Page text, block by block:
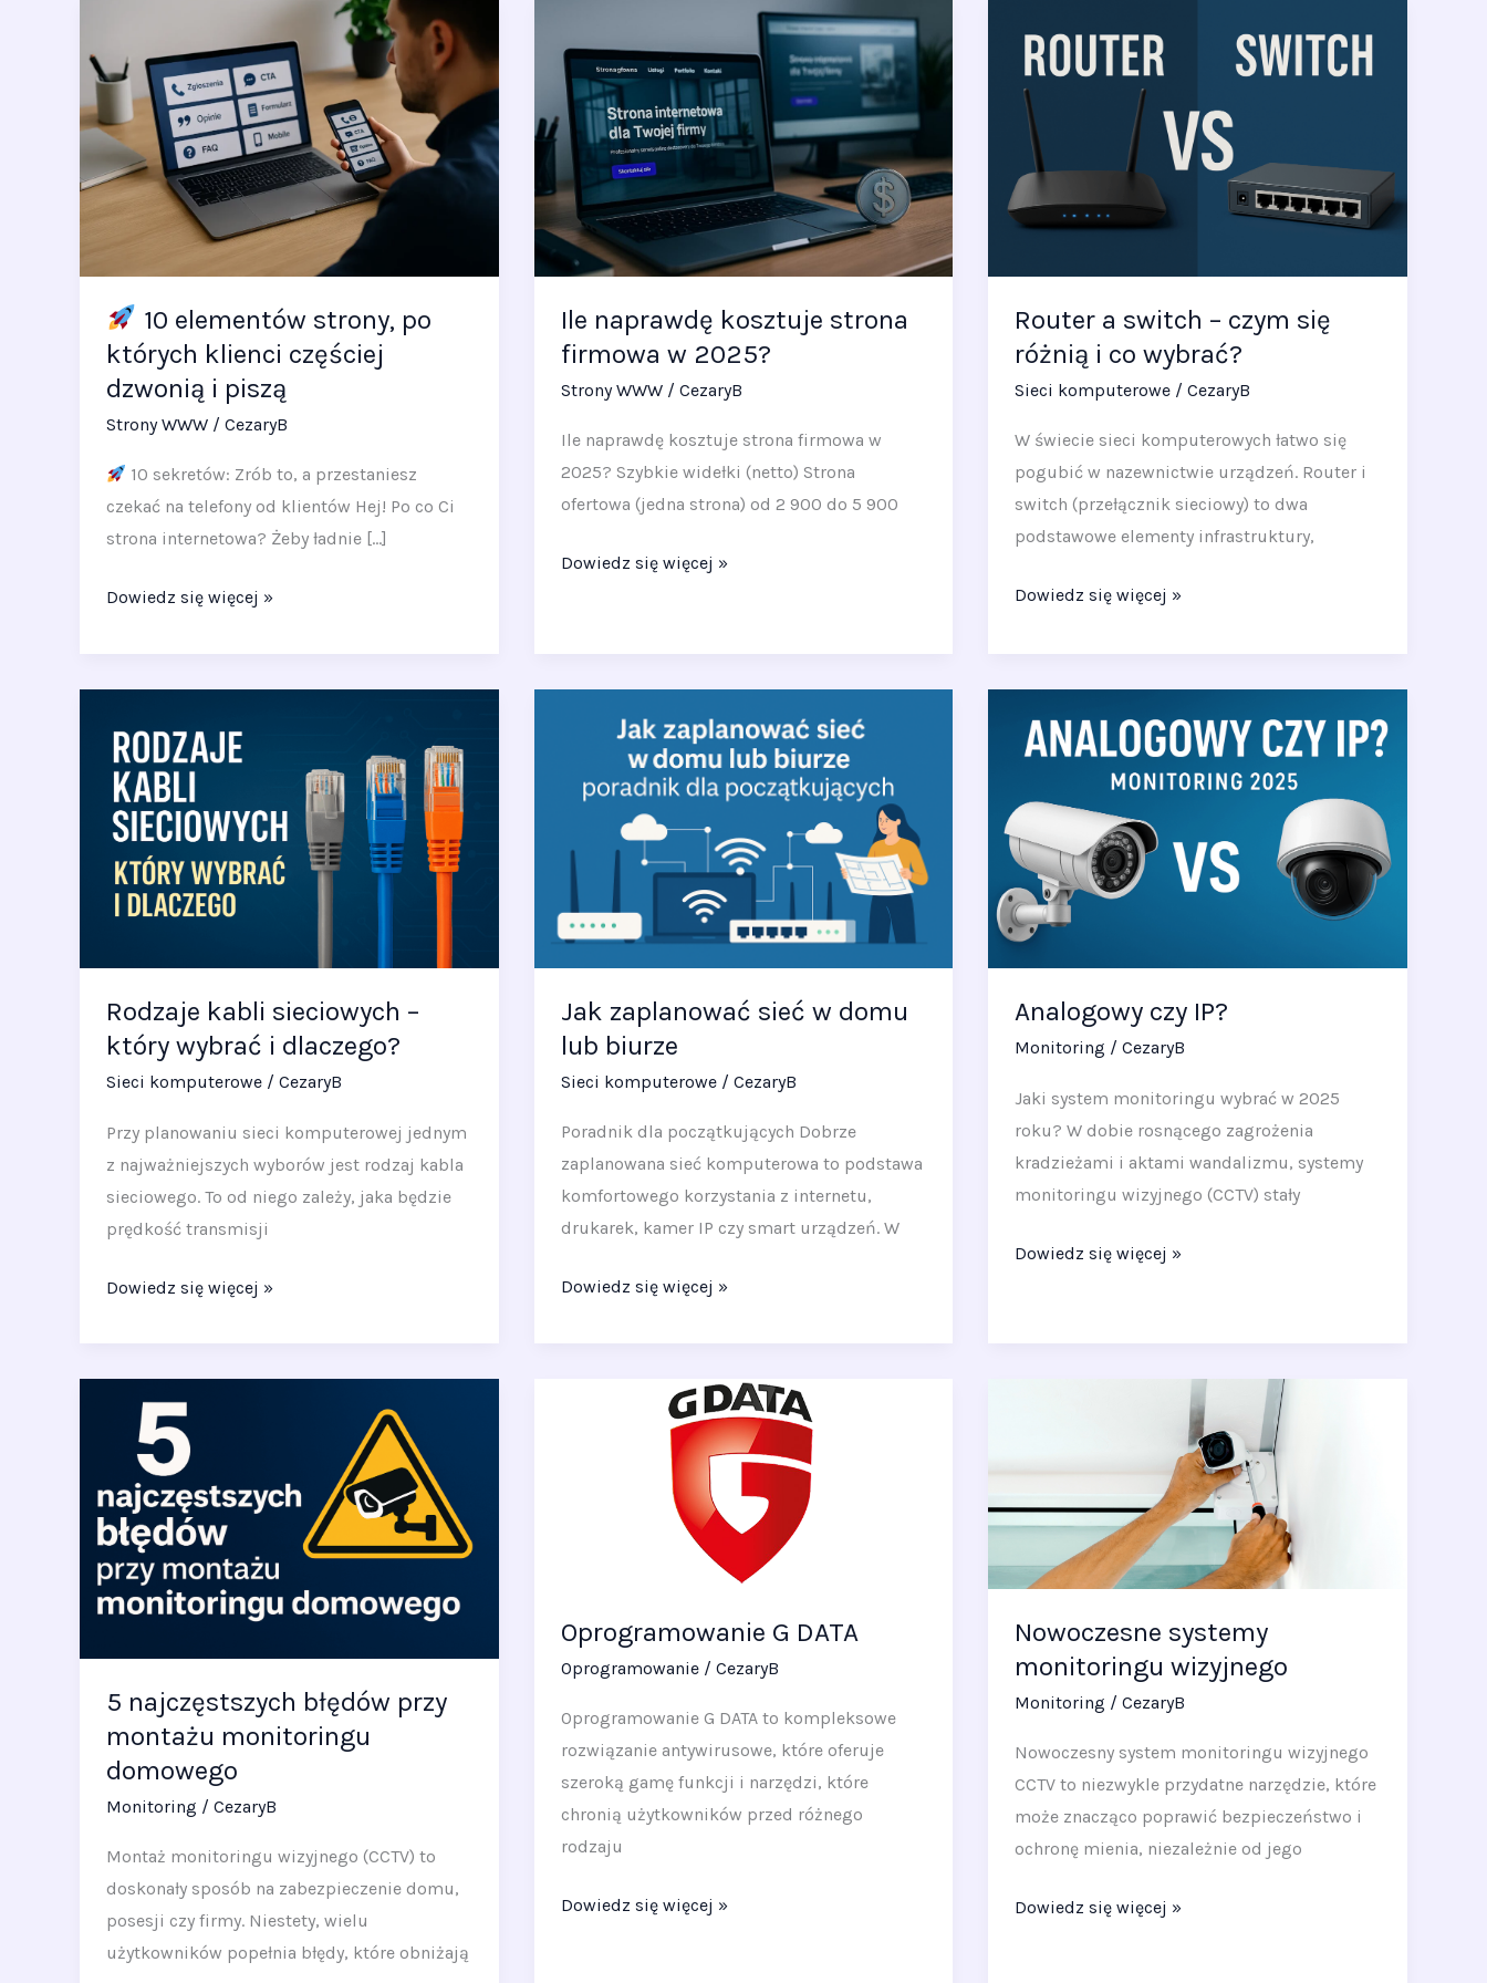
10 elementów strony, po
których klienci częściej
dzwonią i piszą
Strony WWW / CezaryB
10 sekretów: Zrób to, a przestaniesz
czekać na telefony od klientów Hej! Po co Ci
strona internetowa? Żeby ładnie […]
elementów
strony,
po
których
klienci
piszą
Dowiedz się więcej »
Ile naprawdę kosztuje strona
firmowa w 2025?
Strony WWW/ CezaryB
Ile naprawdę kosztuje strona firmowa w
2025? Szybkie widełki (netto) Strona
ofertowa (jedna strona) od 2 900 do 5 900
naprawdę
kosztuje
strona
firmowa
2025?
Dowiedz się więcej »
Router a switch – czym się
różnią i co wybrać?
Sieci komputerowe /CezaryB
W świecie sieci komputerowych łatwo się
pogubić w nazewnictwie urządzeń. Router i
switch (przełącznik sieciowy) to dwa
podstawowe elementy infrastruktury,
switch
czym
się
różnią
Dowiedz się więcej »
Rodzaje kabli sieciowych –
który wybrać i dlaczego?
Sieci komputerowe / CezaryB
Przy planowaniu sieci komputerowej jednym
z najważniejszych wyborów jest rodzaj kabla
sieciowego. To od niego zależy, jaka będzie
prędkość transmisji
kabli
sieciowych
–
który
wybrać
Dowiedz się więcej »
Jak zaplanować sieć w domu
lub biurze
Sieci komputerowe/ CezaryB
Poradnik dla początkujących Dobrze
zaplanowana sieć komputerowa to podstawa
komfortowego korzystania z internetu,
drukarek, kamer IP czy smart urządzeń. W
zaplanować
lub
biurze
Dowiedz się więcej »
Analogowy czy IP?
Monitoring /CezaryB
Jaki system monitoringu wybrać w 2025
roku? W dobie rosnącego zagrożenia
kradzieżami i aktami wandalizmu, systemy
monitoringu wizyjnego (CCTV) stały
czy
Dowiedz się więcej »
5 najczęstszych błędów przy
montażu monitoringu
domowego
Monitoring / CezaryB
Montaż monitoringu wizyjnego (CCTV) to
doskonały sposób na zabezpieczenie domu,
posesji czy firmy. Niestety, wielu
użytkowników popełnia błędy, które obniżają
najczęstszych
błędów
przy
montażu
monitoringu
domowego
Oprogramowanie G DATA
Oprogramowanie/ CezaryB
Oprogramowanie G DATA to kompleksowe
rozwiązanie antywirusowe, które oferuje
szeroką gamę funkcji i narzędzi, które
chronią użytkowników przed różnego
rodzaju
Oprogramowanie
Dowiedz się więcej »
Nowoczesne systemy
monitoringu wizyjnego
Monitoring /CezaryB
Nowoczesny system monitoringu wizyjnego
CCTV to niezwykle przydatne narzędzie, które
może znacząco poprawić bezpieczeństwo i
ochronę mienia, niezależnie od jego
Dowiedz się więcej »